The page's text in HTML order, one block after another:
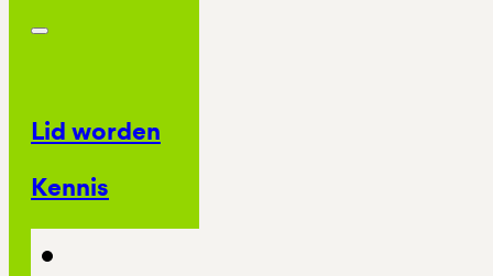
Lid worden
Kennis